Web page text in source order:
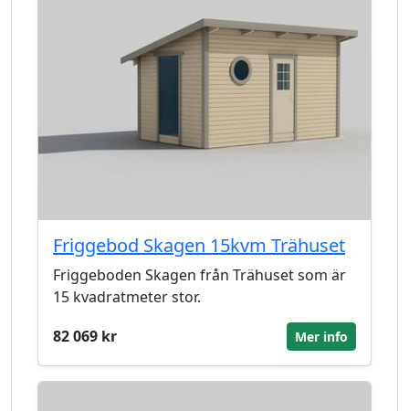
Friggebod Skagen 15kvm Trähuset
Friggeboden Skagen från Trähuset som är
15 kvadratmeter stor.
82 069 kr
Mer info